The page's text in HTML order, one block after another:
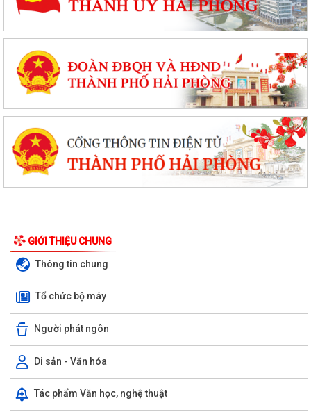
GIỚI THIỆU CHUNG
Thông tin chung
Tổ chức bộ máy
Người phát ngôn
Di sản - Văn hóa
Tác phẩm Văn học, nghệ thuật